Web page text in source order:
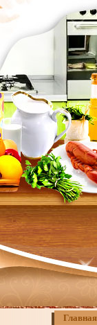
Главная